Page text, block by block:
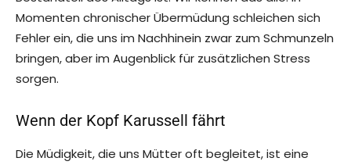
Momenten chronischer Übermüdung schleichen sich
Fehler ein, die uns im Nachhinein zwar zum Schmunzeln
bringen, aber im Augenblick für zusätzlichen Stress
sorgen.
Wenn der Kopf Karussell fährt
Die Müdigkeit, die uns Mütter oft begleitet, ist eine